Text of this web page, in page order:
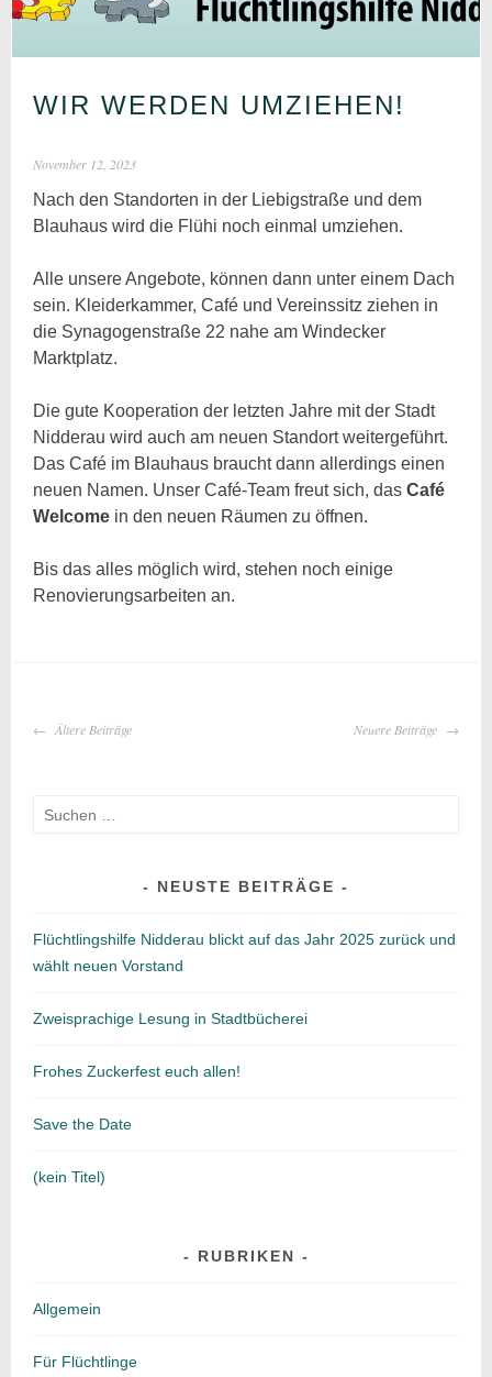
WIR WERDEN UMZIEHEN!
November 12, 2023
Nach den Standorten in der Liebigstraße und dem
Blauhaus wird die Flühi noch einmal umziehen.
Alle unsere Angebote, können dann unter einem Dach
sein. Kleiderkammer, Café und Vereinssitz ziehen in
die Synagogenstraße 22 nahe am Windecker
Marktplatz.
Die gute Kooperation der letzten Jahre mit der Stadt
Nidderau wird auch am neuen Standort weitergeführt.
Das Café im Blauhaus braucht dann allerdings einen
neuen Namen. Unser Café-Team freut sich, dasCafé
Welcome in den neuen Räumen zu öffnen.
Bis das alles möglich wird, stehen noch einige
Renovierungsarbeiten an.
BEITRAGS-
Ältere Beiträge Neuere Beiträge
Suche
NEUSTE BEITRÄGE
Flüchtlingshilfe Nidderau blickt auf das Jahr 2025 zurück und
wählt neuen Vorstand
Zweisprachige Lesung in Stadtbücherei
Frohes Zuckerfest euch allen!
Save the Date
(kein Titel)
RUBRIKEN
Allgemein
Für Flüchtlinge